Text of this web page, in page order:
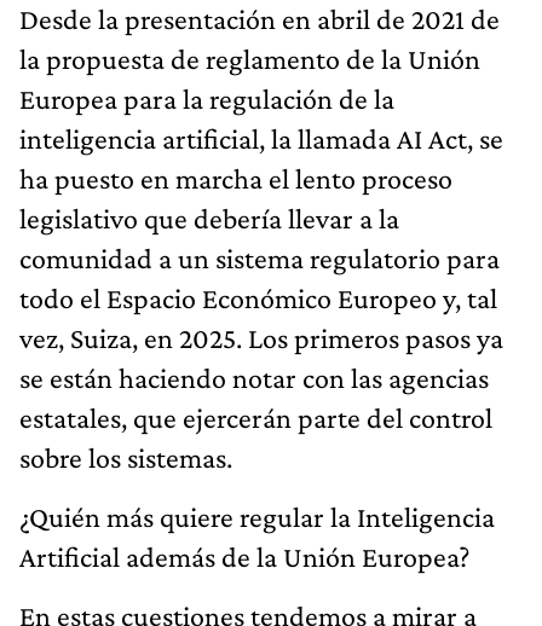
Desde la presentación en abril de 2021 de
la propuesta de reglamento de la Unión
Europea para la regulación de la
inteligencia artificial, la llamada AI Act, se
ha puesto en marcha el lento proceso
legislativo que debería llevar a la
comunidad a un sistema regulatorio para
todo el Espacio Económico Europeo y, tal
vez, Suiza, en 2025. Los primeros pasos ya
se están haciendo notar con las agencias
estatales, que ejercerán parte del control
sobre los sistemas.
¿Quién más quiere regular la Inteligencia
Artificial además de la Unión Europea?
En estas cuestiones tendemos a mirar a